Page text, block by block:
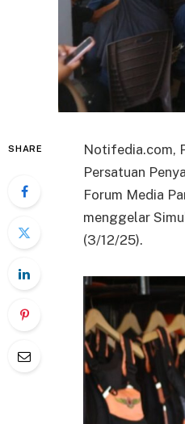
SHARE
Notifedia.com,
Persatuan
Forum Media
menggelar
(3/12/25).